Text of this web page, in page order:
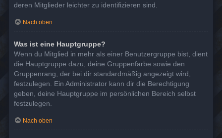
deren Mitglieder leichter zu identifizieren sind.
Nach oben
Was ist eine Hauptgruppe?
Wenn du Mitglied in mehr als einer Benutzergruppe bist, dient
die Hauptgruppe dazu, deine Gruppenfarbe sowie den
Gruppenrang, der bei dir standardmäßig angezeigt wird,
festzulegen. Ein Administrator kann dir die Berechtigung
geben, deine Hauptgruppe im persönlichen Bereich selbst
festzulegen.
Nach oben